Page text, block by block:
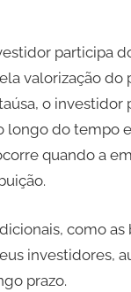
participa
valorização do
o
longo do
quando a
como
investidores,
prazo.